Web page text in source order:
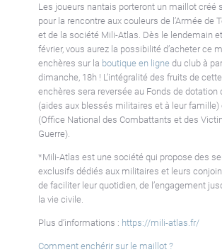
Les joueurs nantais porteront un maillot créé
pour la rencontre aux couleurs de l’Armée de
et de la société Mili-Atlas. Dès le lendemain et
février, vous aurez la possibilité d’acheter ce
enchères sur la boutique en lignedu club à
dimanche, 18h ! L’intégralité des fruits de
enchères sera reversée au Fonds de dotation
(aides aux blessés militaires et à leur famille)
(Office National des Combattants et des
Guerre).
*Mili-Atlas est une société qui propose des
exclusifs dédiés aux militaires et leurs
de faciliter leur quotidien, de l’engagement
la vie civile.
Plus d’informations : https://mili-atlas.fr/
Comment enchérir sur le maillot ?